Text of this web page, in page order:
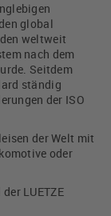
global
weltweit
nach dem
Seitdem
ständig
der ISO
der Welt mit
oder
LUETZE